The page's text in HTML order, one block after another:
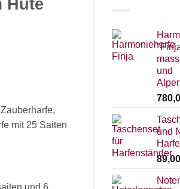
und
und
89,00
Hute
mit 25 Saiten
und 6